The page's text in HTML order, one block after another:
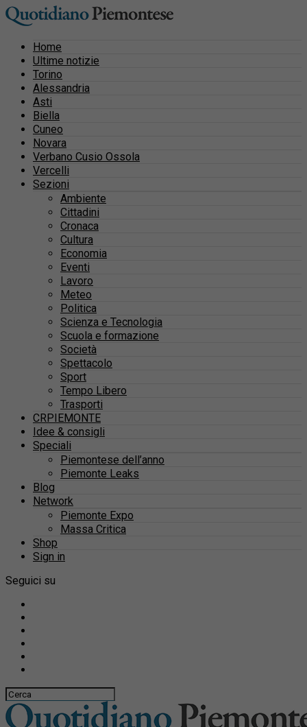
Home
Ultime notizie
Torino
Alessandria
Asti
Biella
Cuneo
Novara
Verbano Cusio Ossola
Vercelli
Sezioni
Ambiente
Cittadini
Cronaca
Cultura
Economia
Eventi
Lavoro
Meteo
Politica
Scienza e Tecnologia
Scuola e formazione
Società
Spettacolo
Sport
Tempo Libero
Trasporti
CRPIEMONTE
Idee & consigli
Speciali
Piemontese dell’anno
Piemonte Leaks
Blog
Network
Piemonte Expo
Massa Critica
Shop
Sign in
Seguici su